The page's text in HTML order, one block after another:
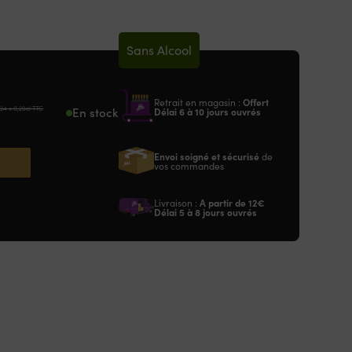
x 0,20cl TTC En stock
Sans Alcool
Retrait en magasin : Offert
Délai 6 à 10 jours ouvrés
Envoi soigné et sécurisé de
vos commandes
Livraison : A partir de 12€
Délai 5 à 8 jours ouvrés